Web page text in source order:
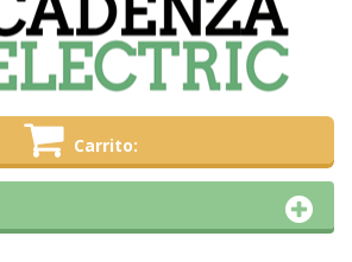
Carrito